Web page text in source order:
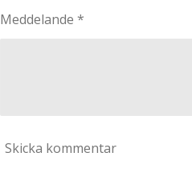
Meddelande *
Skicka kommentar